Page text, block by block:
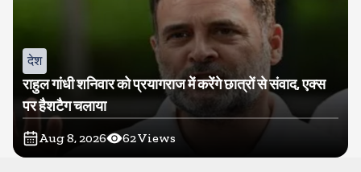
देश
राहुल गांधी शनिवार को प्रयागराज में करेंगे छात्रों से संवाद, एक्स
पर हैशटैग चलाया
Aug 8, 2026 62Views